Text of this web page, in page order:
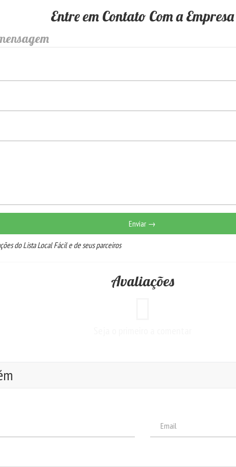
Entre em Contato Com a Empresa
Enviar →
do Lista Local Fácil e de seus parceiros
Avaliações